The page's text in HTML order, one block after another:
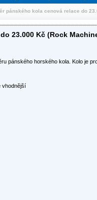
pánského kola cenová relace do
23.000 Kč (Rock
pánského horského kola. Kolo je
vhodnější